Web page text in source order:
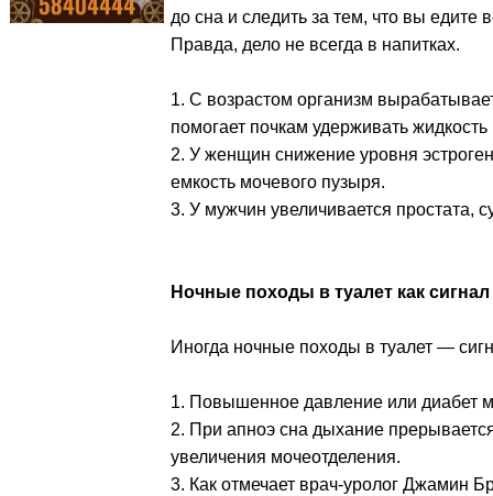
до сна и следить за тем, что вы едите
Правда, дело не всегда в напитках.
1. С возрастом организм
помогает почкам удерживать
2. У женщин снижение уровня
емкость мочевого пузыря.
3. У мужчин увеличивается простата,
Ночные походы в туалет как
Иногда ночные походы в туалет —
1. Повышенное давление или диабет
2. При апноэ сна дыхание
увеличения мочеотделения.
3. Как отмечает врач-уролог Джамин